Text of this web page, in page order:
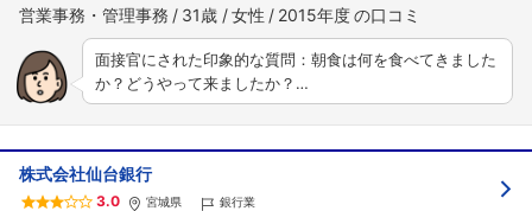
営業事務・管理事務 31歳 女性 2015年度
面接官にされた印象的な質問：朝食は何を食べてきました
か？どうやって来ましたか？…
株式会社仙台銀行
3.0 宮城県 銀行業